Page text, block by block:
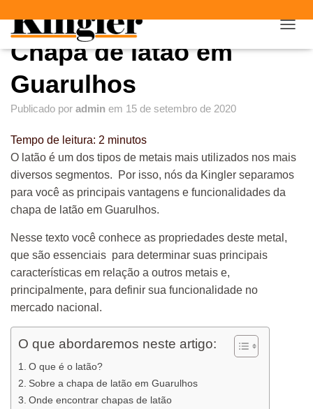
L
A
E
Chapa de latão em
Guarulhos
Publicado por admin em 15 de setembro de 2020
Tempo de leitura: 2 minutos
O latão é um dos tipos de metais mais utilizados nos mais
diversos segmentos. Por isso, nós da Kingler separamos
para você as principais vantagens e funcionalidades da
chapa de latão em Guarulhos.
Nesse texto você conhece as propriedades deste metal,
que são essenciais para determinar suas principais
características em relação a outros metais e,
principalmente, para definir sua funcionalidade no
mercado nacional.
O que abordaremos neste artigo:
O que é o latão?
Sobre a chapa de latão em Guarulhos
Onde encontrar chapas de latão